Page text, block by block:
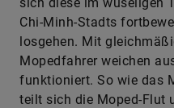
Chi-Minh-Stadts
losgehen. Mit
Mopedfahrer weichen
funktioniert. So wie das
teilt sich die Moped-Flut